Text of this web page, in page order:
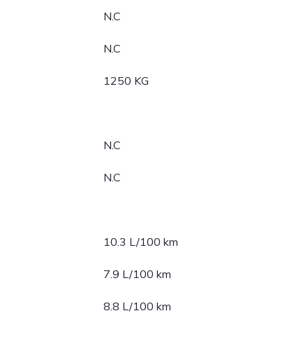
N.C
N.C
1250 KG
N.C
N.C
10.3 L/100 km
7.9 L/100 km
8.8 L/100 km